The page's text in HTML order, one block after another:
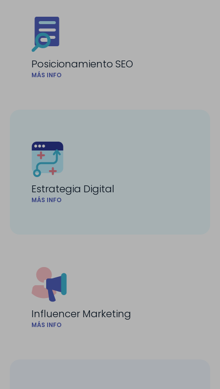
Posicionamiento SEO
MÁS INFO
Estrategia Digital
MÁS INFO
Influencer Marketing
MÁS INFO